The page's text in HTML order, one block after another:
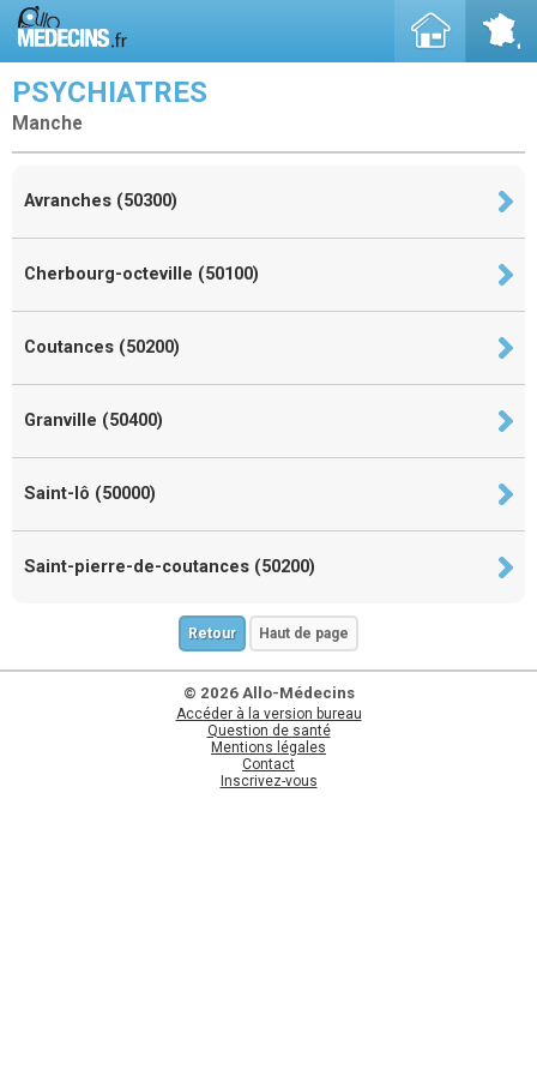
PSYCHIATRES
Manche
Avranches (50300)
Cherbourg-octeville (50100)
Coutances (50200)
Granville (50400)
Saint-lô (50000)
Saint-pierre-de-coutances (50200)
Retour Haut de page
© 2026 Allo-Médecins
Accéder à la version bureau
Question de santé
Mentions légales
Contact
Inscrivez-vous